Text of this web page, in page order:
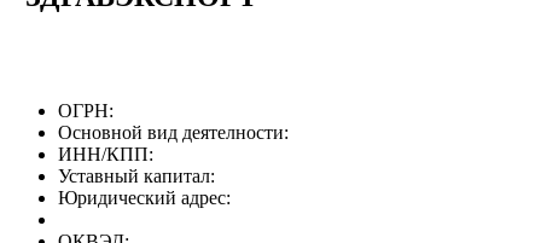
ОГРН:
Основной вид деятелности:
ИНН/КПП:
Уставный капитал:
Юридический адрес: